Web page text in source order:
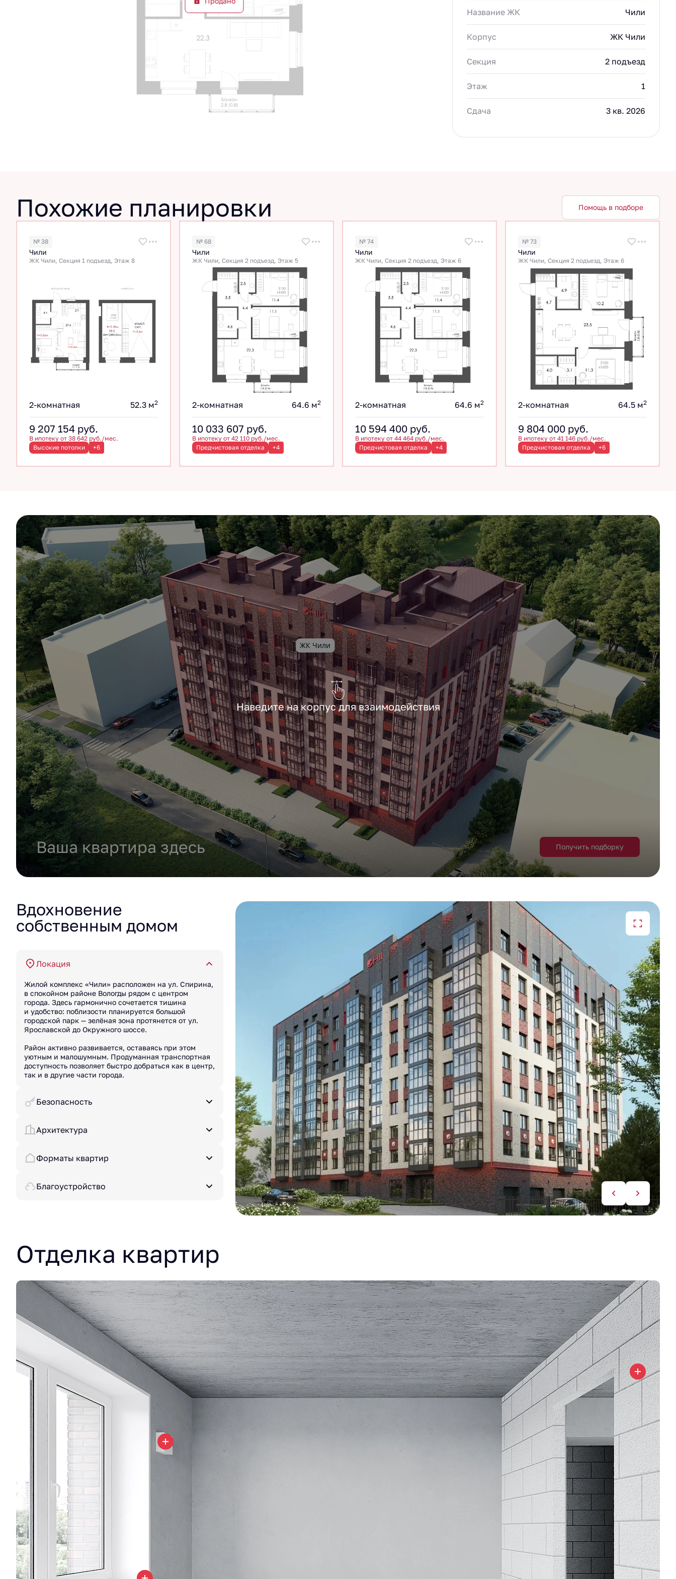
Название ЖК Чили
Корпус ЖК Чили
Секция 2 подъезд
Этаж 1
Сдача 3 кв. 2026
Похожие планировки Помощь в подборе
№ 38
Чили
ЖК Чили, Секция 1 подъезд, Этаж 8
2-комнатная 52.3 м2
9 207 154 руб.
В ипотеку от 38 642 руб./мес.
Высокие потолки
+6
№ 68
Чили
ЖК Чили, Секция 2 подъезд, Этаж 5
2-комнатная 64.6 м2
10 033 607 руб.
В ипотеку от 42 110 руб./мес.
Предчистовая отделка
+4
№ 74
Чили
ЖК Чили, Секция 2 подъезд, Этаж 6
2-комнатная 64.6 м2
10 594 400 руб.
В ипотеку от 44 464 руб./мес.
Предчистовая отделка
+4
№ 73
Чили
ЖК Чили, Секция 2 подъезд, Этаж 6
2-комнатная 64.5 м2
9 804 000 руб.
В ипотеку от 41 146 руб./мес.
Предчистовая отделка
+6
ЖК Чили
Ваша квартира здесь Получить подборку
Наведите на корпус для взаимодействия
Вдохновение
собственным домом
Локация
Жилой комплекс «Чили» расположен на ул. Спирина,
в спокойном районе Вологды рядом с центром
города. Здесь гармонично сочетается тишина
и удобство: поблизости планируется большой
городской парк — зелёная зона протянется от ул.
Ярославской до Окружного шоссе.
Район активно развивается, оставаясь при этом
уютным и малошумным. Продуманная транспортная
доступность позволяет быстро добраться как в центр,
так и в другие части города.
Безопасность
Архитектура
Форматы квартир
Благоустройство
Отделка квартир